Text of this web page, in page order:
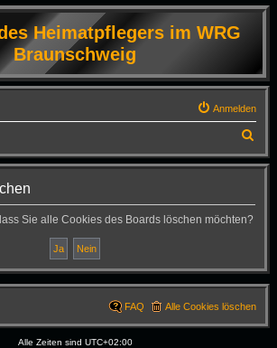
Heimatpflegers im WRG
Braunschweig
Anmelden
u
Sie alle Cookies des Boards löschen möchten?
Alle Cookies löschen
FAQ
Alle Zeiten sind UTC+02:00